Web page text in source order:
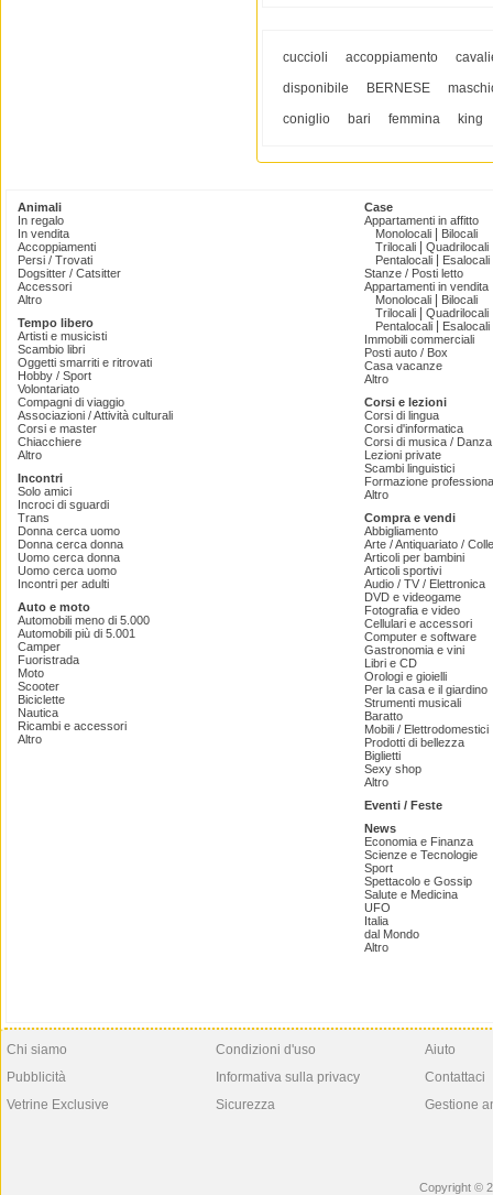
cuccioli accoppiamento
disponibile
BERNESE
coniglio
bari femmina king
Animali
In regalo
In vendita
Accoppiamenti
Persi / Trovati
Dogsitter / Catsitter
Accessori
Altro
Tempo libero
Artisti e musicisti
Scambio libri
Oggetti smarriti e ritrovati
Hobby / Sport
Volontariato
Compagni di viaggio
Associazioni / Attività culturali
Corsi e master
Chiacchiere
Altro
Incontri
Solo amici
Incroci di sguardi
Trans
Donna cerca uomo
Donna cerca donna
Uomo cerca donna
Uomo cerca uomo
Incontri per adulti
Auto e moto
Automobili meno di 5.000
Automobili più di 5.001
Camper
Fuoristrada
Moto
Scooter
Biciclette
Nautica
Ricambi e accessori
Altro
Case
Appartamenti in affitto
Monolocali
Bilocali
Trilocali
Quadrilocali
Pentalocali
Esalocali
Stanze / Posti letto
Appartamenti in vendita
Monolocali
Bilocali
Trilocali
Quadrilocali
Pentalocali
Esalocali
Immobili commerciali
Posti auto / Box
Casa vacanze
Altro
Corsi e lezioni
Corsi di lingua
Corsi d'informatica
Corsi di musica /
Lezioni private
Scambi linguistici
Formazione
Altro
Compra e vendi
Abbigliamento
Arte / Antiquariato /
Articoli per bambini
Articoli sportivi
Audio / TV / Elettronica
DVD e videogame
Fotografia e video
Cellulari e accessori
Computer e software
Gastronomia e vini
Libri e CD
Orologi e gioielli
Per la casa e il giardino
Strumenti musicali
Baratto
Mobili / Elettrodomestici
Prodotti di bellezza
Biglietti
Sexy shop
Altro
Eventi / Feste
News
Economia e Finanza
Scienze e Tecnologie
Sport
Spettacolo e Gossip
Salute e Medicina
UFO
Italia
dal Mondo
Altro
Chi siamo
Pubblicità
Vetrine Exclusive
Condizioni d'uso
Informativa sulla privacy
Sicurezza
Aiuto
Contattaci
Gestione
Copyright ©